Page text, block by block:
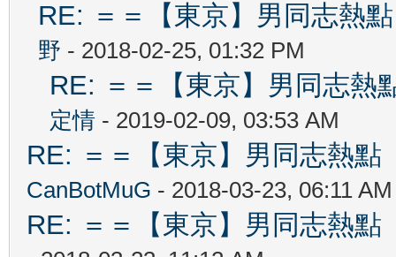
RE: ＝＝【東京】男同志熱
野 - 2018-02-25, 01:32 PM
RE: ＝＝【東京】男同志
定情 - 2019-02-09, 03:53 AM
RE: ＝＝【東京】男同志熱
CanBotMuG - 2018-03-23, 06:11 AM
RE: ＝＝【東京】男同志熱